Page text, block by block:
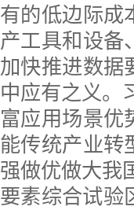
有的低边际成
产工具和设备
加快推进数据
中应有之义。
富应用场景优
能传统产业转
强做优做大我
要素综合试验